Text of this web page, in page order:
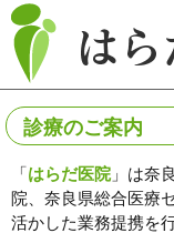
診療のご案内
「はらだ医院」は奈
院、奈良県総合医療
活かした業務提携を